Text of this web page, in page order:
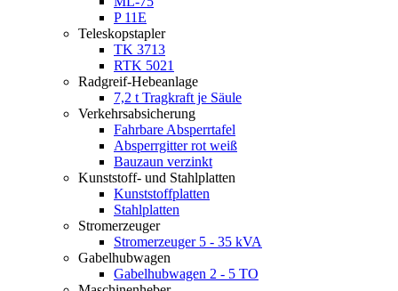
P 11E
Teleskopstapler
TK 3713
RTK 5021
Radgreif-Hebeanlage
7,2 t Tragkraft je Säule
Verkehrsabsicherung
Fahrbare Absperrtafel
Absperrgitter rot weiß
Bauzaun verzinkt
Kunststoff- und Stahlplatten
Kunststoffplatten
Stahlplatten
Stromerzeuger
Stromerzeuger 5 - 35 kVA
Gabelhubwagen
Gabelhubwagen 2 - 5 TO